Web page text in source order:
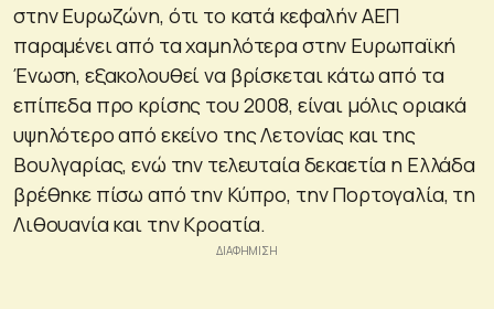
στην Ευρωζώνη, ότι το κατά κεφαλήν ΑΕΠ
παραμένει από τα χαμηλότερα στην Ευρωπαϊκή
Ένωση, εξακολουθεί να βρίσκεται κάτω από τα
επίπεδα προ κρίσης του 2008, είναι μόλις οριακά
υψηλότερο από εκείνο της Λετονίας και της
Βουλγαρίας, ενώ την τελευταία δεκαετία η Ελλάδα
βρέθηκε πίσω από την Κύπρο, την Πορτογαλία, τη
Λιθουανία και την Κροατία.